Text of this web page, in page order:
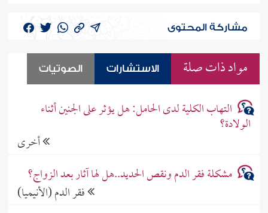
مشاركة المحتوى
مواد ذات صلة الاستشارات الصوتيات
التهاب الكلية لدى الحامل: هل يؤثر على الجنين أثناء
الولادة؟
أخرى
مشكلة فقر الدم ونقص الحديد..هل لها آثار بعد الزواج؟
فقر الدم (الأنيميا)